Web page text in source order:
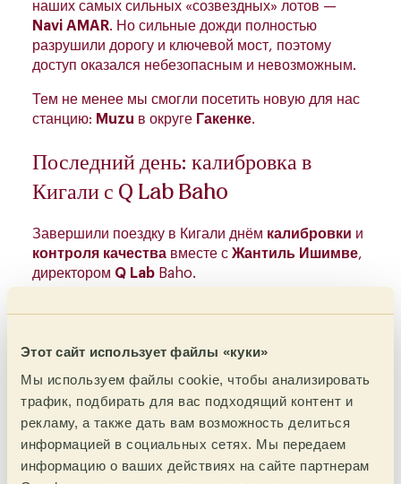
Этот сайт использует файлы «куки»
Мы используем файлы cookie, чтобы анализировать
трафик, подбирать для вас подходящий контент и
рекламу, а также дать вам возможность делиться
информацией в социальных сетях. Мы передаем
информацию о ваших действиях на сайте партнерам
наших самых сильных «созвездных» лотов —
Navi AMAR. Но сильные дожди полностью
разрушили дорогу и ключевой мост, поэтому
доступ оказался небезопасным и невозможным.
Тем не менее мы смогли посетить новую для нас
станцию: Muzu в округе Гакенке.
Последний день: калибровка в
Кигали с Q Lab Baho
Завершили поездку в Кигали днём калибровки и
контроля качества вместе с Жантиль Ишимве,
директором Q Lab Baho.
запланированные для Руанды в этом году,
Колумбии, Сальвадора, Эфиопии и Кении. Это
отличный способ увидеть, как одна и та же
«рецептура» проявляется в разных
происхождениях и разновидностях — и уловить
как общие маркеры, так и различия, которые